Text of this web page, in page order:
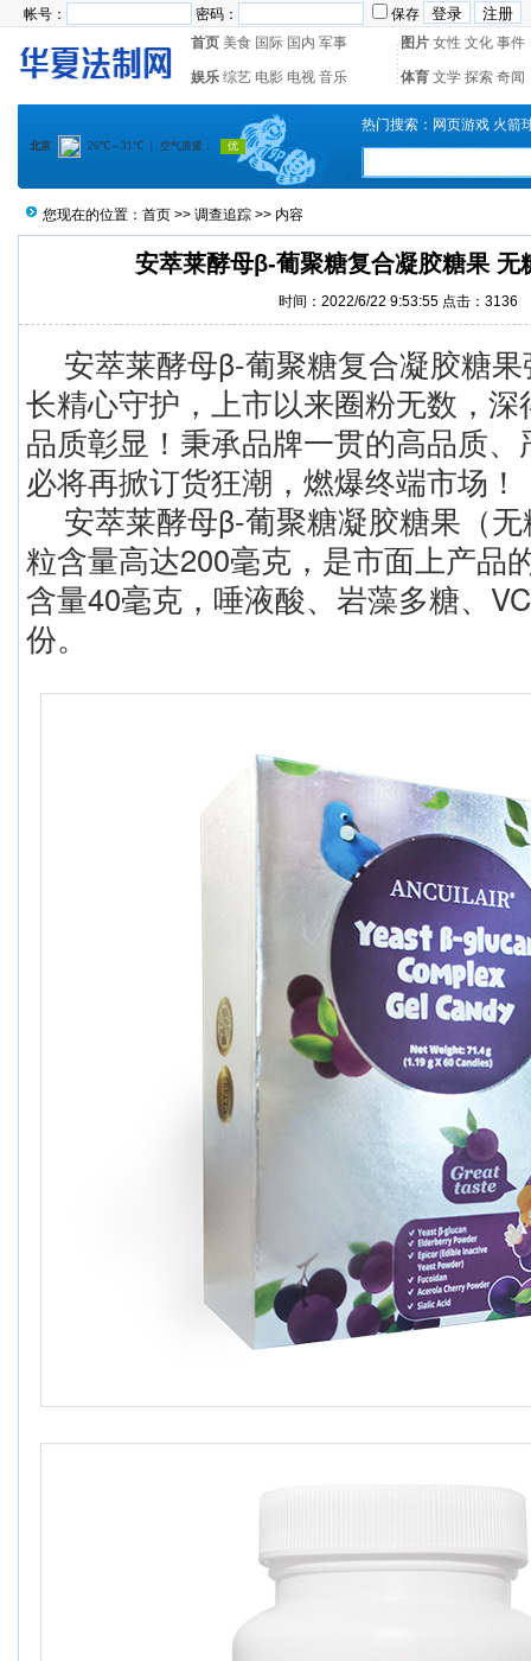
帐号： 密码：
保存
首页 美食 国际 国内 军事 图片 女性 文化 事件
娱乐 综艺 电影 电视 音乐 体育 文学 探索 奇闻
热门搜索： 网页游戏 火箭
您现在的位置： 首页 >> 调查追踪 >> 内容
安萃莱酵母β-葡聚糖复合凝胶糖果 无
时间：2022/6/22 9:53:55 点击： 3136
安萃莱酵母β-葡聚糖复合凝胶糖
长精心守护，上市以来圈粉无数，
品质彰显！秉承品牌一贯的高品质
必将再掀订货狂潮，燃爆终端市场！
安萃莱酵母β-葡聚糖凝胶糖果（
粒含量高达200毫克，是市面上产品
含量40毫克，唾液酸、岩藻多糖、
份。